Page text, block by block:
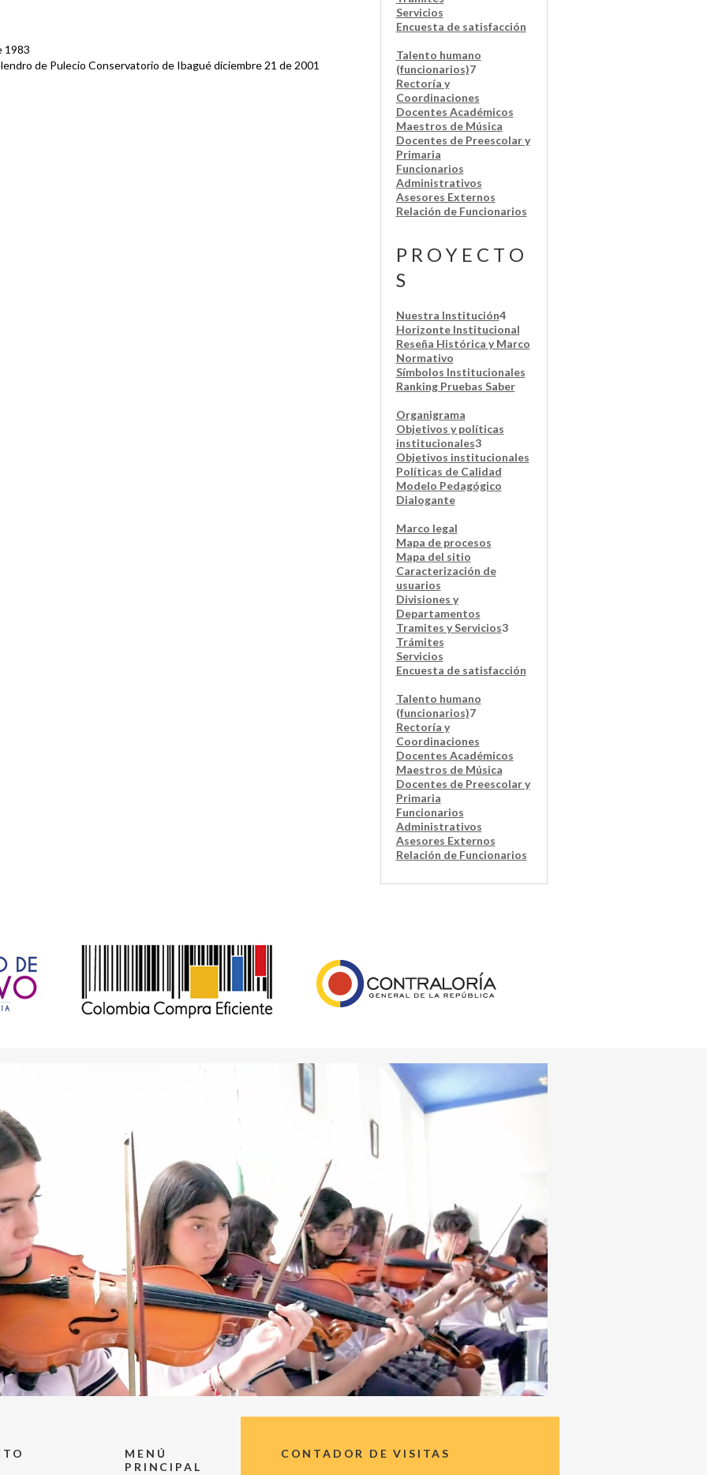
1983
de Pulecio Conservatorio de Ibagué diciembre 21 de 2001
Servicios
Encuesta de satisfacción
Talento humano
(funcionarios)7
Rectoría y
Coordinaciones
Docentes Académicos
Maestros de Música
Docentes de Preescolar y
Primaria
Funcionarios
Administrativos
Asesores Externos
Relación de Funcionarios
P R O Y E C T O
S
Nuestra Institución4
Horizonte Institucional
Reseña Histórica y Marco
Normativo
Símbolos Institucionales
Ranking Pruebas Saber
Organigrama
Objetivos y políticas
institucionales3
Objetivos institucionales
Políticas de Calidad
Modelo Pedagógico
Dialogante
Marco legal
Mapa de procesos
Mapa del sitio
Caracterización de
usuarios
Divisiones y
Departamentos
Tramites y Servicios3
Trámites
Servicios
Encuesta de satisfacción
Talento humano
(funcionarios)7
Rectoría y
Coordinaciones
Docentes Académicos
Maestros de Música
Docentes de Preescolar y
Primaria
Funcionarios
Administrativos
Asesores Externos
Relación de Funcionarios
MENÚ
PRINCIPAL
CONTADOR DE VISITAS